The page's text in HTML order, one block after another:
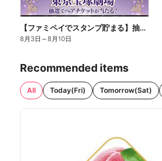
【ファミペイでスタンプ貯まる】抽選でペアチケットが当たる!
8月3日 ～8月10日
Recommended items
All Today(Fri) Tomorrow(Sat)